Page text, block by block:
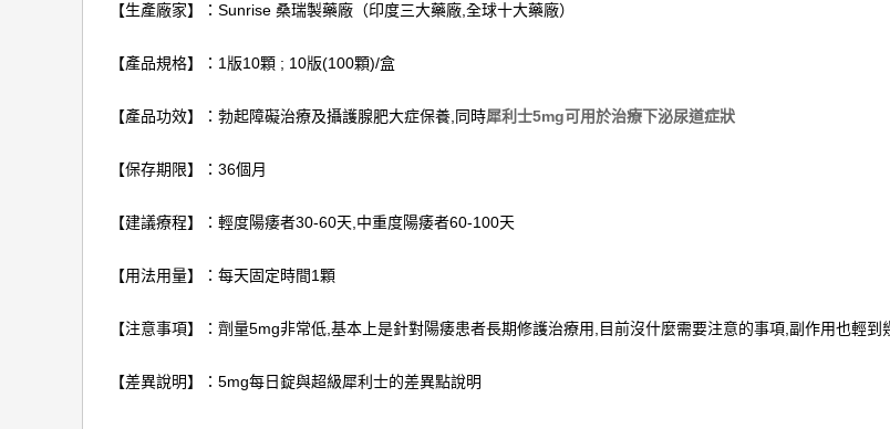
【生產廠家】：Sunrise 桑瑞製藥廠（印度三大藥廠,全球十大藥廠）
【產品規格】：1版10顆 ; 10版(100顆)/盒
【產品功效】：勃起障礙治療及攝護腺肥大症保養,同時犀利士5mg可用於治療下泌尿道症狀
【保存期限】：36個月
【建議療程】：輕度陽痿者30-60天,中重度陽痿者60-100天
【用法用量】：每天固定時間1顆
【注意事項】：劑量5mg非常低,基本上是針對陽痿患者長期修護治療用,目前沒什麼需要注意的事項,副作用也輕到
【差異說明】：5mg每日錠與超級犀利士的差異點說明